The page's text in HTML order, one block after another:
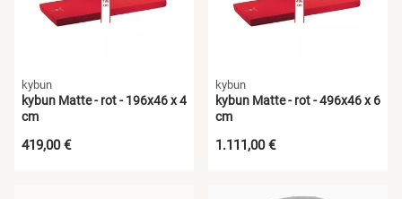
kybun
kybun Matte - rot - 196x46 x 4
cm
419,00 €
kybun
kybun Matte - rot - 496x46 x 6
cm
1.111,00 €